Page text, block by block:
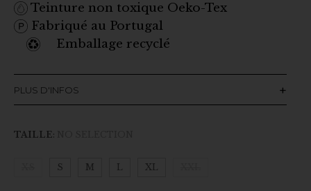
Teinture non toxique Oeko-Tex
Fabriqué au Portugal
Emballage recyclé
PLUS D'INFOS
TAILLE:
S M L XL